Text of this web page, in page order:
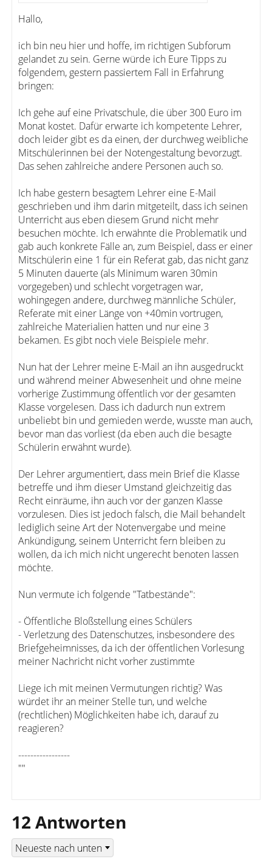
Hallo,
ich bin neu hier und hoffe, im richtigen Subforum
gelandet zu sein. Gerne würde ich Eure Tipps zu
folgendem, gestern passiertem Fall in Erfahrung
bringen:
Ich gehe auf eine Privatschule, die über 300 Euro im
Monat kostet. Dafür erwarte ich kompetente Lehrer,
doch leider gibt es da einen, der durchweg weibliche
Mitschülerinnen bei der Notengestaltung bevorzugt.
Das sehen zahlreiche andere Personen auch so.
Ich habe gestern besagtem Lehrer eine E-Mail
geschrieben und ihm darin mitgeteilt, dass ich seinen
Unterricht aus eben diesem Grund nicht mehr
besuchen möchte. Ich erwähnte die Problematik und
gab auch konkrete Fälle an, zum Beispiel, dass er einer
Mitschülerin eine 1 für ein Referat gab, das nicht ganz
5 Minuten dauerte (als Minimum waren 30min
vorgegeben) und schlecht vorgetragen war,
wohingegen andere, durchweg männliche Schüler,
Referate mit einer Länge von +40min vortrugen,
zahlreiche Materialien hatten und nur eine 3
bekamen. Es gibt noch viele Beispiele mehr.
Nun hat der Lehrer meine E-Mail an ihn ausgedruckt
und während meiner Abwesenheit und ohne meine
vorherige Zustimmung öffentlich vor der gesamten
Klasse vorgelesen. Dass ich dadurch nun extrem
unbeliebt bin und gemieden werde, wusste man auch,
bevor man das vorliest (da eben auch die besagte
Schülerin erwähnt wurde).
Der Lehrer argumentiert, dass mein Brief die Klasse
betreffe und ihm dieser Umstand gleichzeitig das
Recht einräume, ihn auch vor der ganzen Klasse
vorzulesen. Dies ist jedoch falsch, die Mail behandelt
lediglich seine Art der Notenvergabe und meine
Ankündigung, seinem Unterricht fern bleiben zu
wollen, da ich mich nicht ungerecht benoten lassen
möchte.
Nun vermute ich folgende "Tatbestände":
- Öffentliche Bloßstellung eines Schülers
- Verletzung des Datenschutzes, insbesondere des
Briefgeheimnisses, da ich der öffentlichen Vorlesung
meiner Nachricht nicht vorher zustimmte
Liege ich mit meinen Vermutungen richtig? Was
würdet ihr an meiner Stelle tun, und welche
(rechtlichen) Möglichkeiten habe ich, darauf zu
reagieren?
-----------------
""
12 Antworten